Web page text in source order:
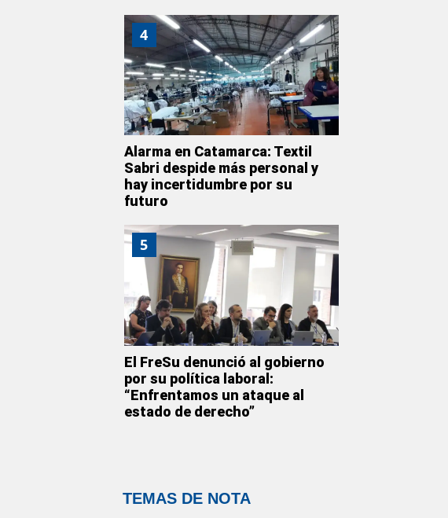
4
Alarma en Catamarca: Textil
Sabri despide más personal y
hay incertidumbre por su
futuro
5
El FreSu denunció al gobierno
por su política laboral:
“Enfrentamos un ataque al
estado de derecho”
TEMAS DE NOTA